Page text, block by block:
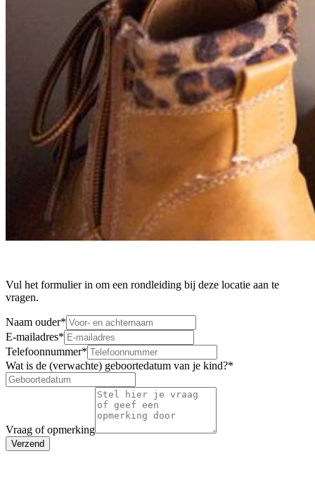
Vul het formulier in om een rondleiding bij deze locatie aan te
vragen.
Naam ouder*
E-mailadres*
Telefoonnummer*
Wat is de (verwachte) geboortedatum van je kind?*
Vraag of opmerking
Verzend